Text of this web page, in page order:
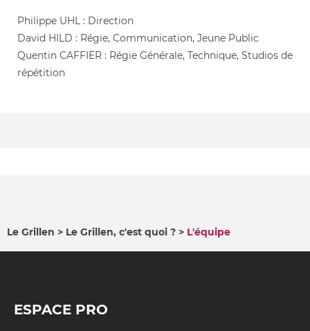
Philippe UHL : Direction
David HILD : Régie, Communication, Jeune Public
Quentin CAFFIER : Régie Générale, Technique, Studios de
répétition
Le Grillen Le Grillen, c'est quoi ? L'équipe
ESPACE PRO